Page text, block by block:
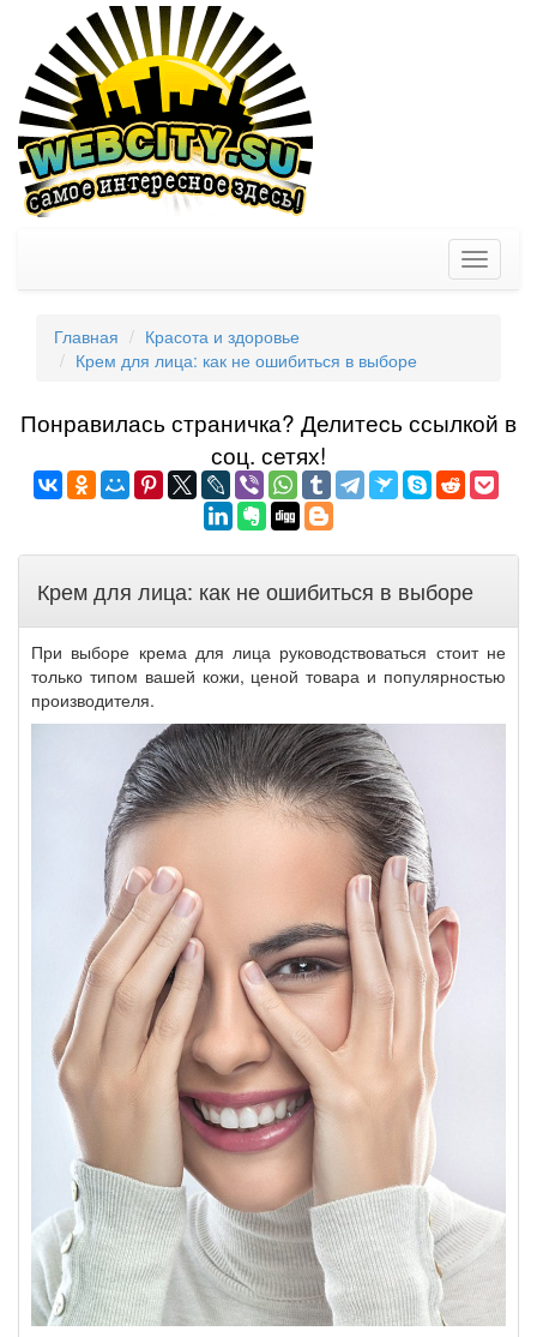
Toggle
Главная
Красота и здоровье
Крем для лица: как не ошибиться в выборе
Понравилась страничка? Делитеcь ссылкой в
соц. сетях!
Крем для лица: как не ошибиться в выборе
При выборе крема для лица руководствоваться стоит не
только типом вашей кожи, ценой товара и популярностью
производителя.